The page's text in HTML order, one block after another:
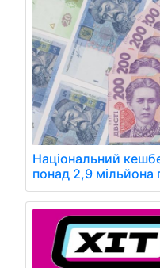
Національний
понад 2,9 мільйона